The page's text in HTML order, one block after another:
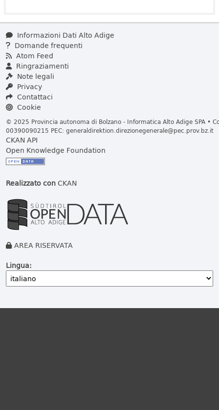
Informazioni Dati Alto Adige
Domande frequenti
Atom Feed
Ringraziamenti
Note legali
Privacy
Contattaci
Cookie
© 2025 Provincia autonoma di Bolzano - Informatica Alto Adige SPA •
00390090215 PEC: generaldirektion.direzionegenerale@pec.prov.bz.it
CKAN API
Open Knowledge Foundation
Realizzato conCKAN
AREA RISERVATA
Lingua